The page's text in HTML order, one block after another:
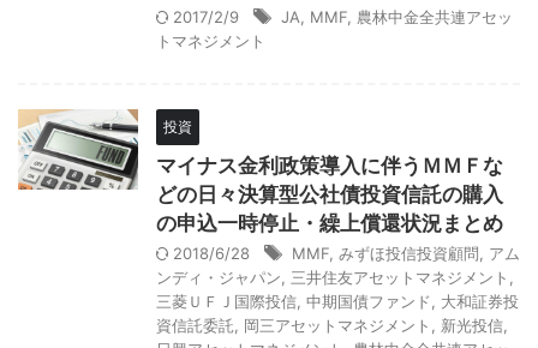
2017/2/9 JA MMF 農林中金全共連アセッ
トマネジメント
投資
マイナス金利政策導入に伴うＭＭＦな
どの日々決算型公社債投資信託の購入
の申込一時停止・繰上償還状況まとめ
2018/6/28 MMF みずほ投信投資顧問
アム
ンディ・ジャパン
三井住友アセットマネジメント
三菱ＵＦＪ国際投信 中期国債ファンド
大和証券投
資信託委託
岡三アセットマネジメント 新光投信